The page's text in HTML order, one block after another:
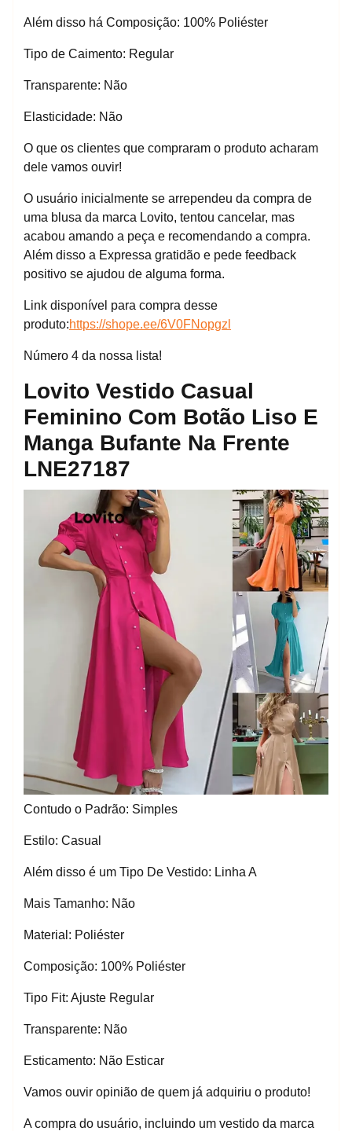
Além disso há Composição: 100% Poliéster
Tipo de Caimento: Regular
Transparente: Não
Elasticidade: Não
O que os clientes que compraram o produto acharam
dele vamos ouvir!
O usuário inicialmente se arrependeu da compra de
uma blusa da marca Lovito, tentou cancelar, mas
acabou amando a peça e recomendando a compra.
Além disso a Expressa gratidão e pede feedback
positivo se ajudou de alguma forma.
Link disponível para compra desse
produto:https://shope.ee/6V0FNopgzl
Número 4 da nossa lista!
Lovito Vestido Casual
Feminino Com Botão Liso E
Manga Bufante Na Frente
LNE27187
Contudo o Padrão: Simples
Estilo: Casual
Além disso é um Tipo De Vestido: Linha A
Mais Tamanho: Não
Material: Poliéster
Composição: 100% Poliéster
Tipo Fit: Ajuste Regular
Transparente: Não
Esticamento: Não Esticar
Vamos ouvir opinião de quem já adquiriu o produto!
A compra do usuário, incluindo um vestido da marca